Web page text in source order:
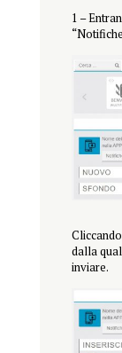
1 –
dalla
inviare.